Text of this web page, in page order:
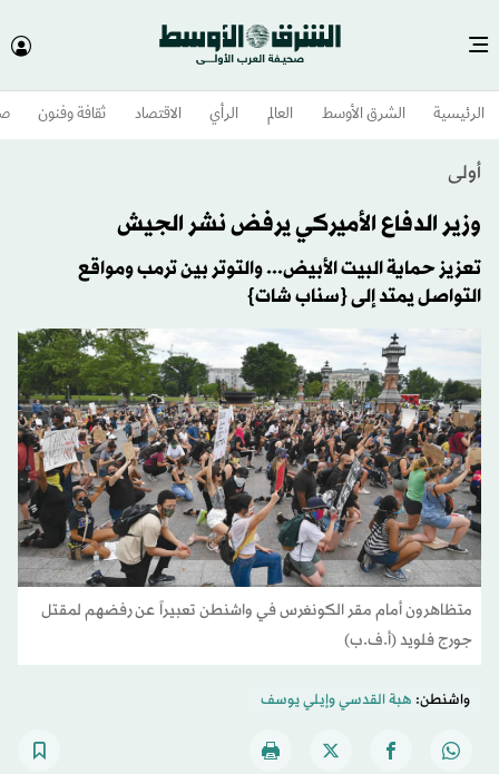
الرئيسية الشرق الأوسط​ العالم الرأي الاقتصاد ثقافة وفنون
أولى
وزير الدفاع الأميركي يرفض نشر الجيش
تعزيز حماية البيت الأبيض... والتوتر بين ترمب ومواقع
التواصل يمتد إلى {سناب شات}
متظاهرون أمام مقر الكونغرس في واشنطن تعبيراً عن رفضهم لمقتل
جورج فلويد (أ.ف.ب)
واشنطن: هبة القدسيوإيلي يوسف